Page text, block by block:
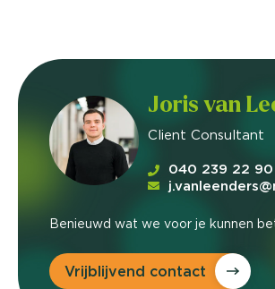
Joris van
Client Consultant
040 239 22 90
Benieuwd wat we voor je kunnen
Vrijblijvend contact